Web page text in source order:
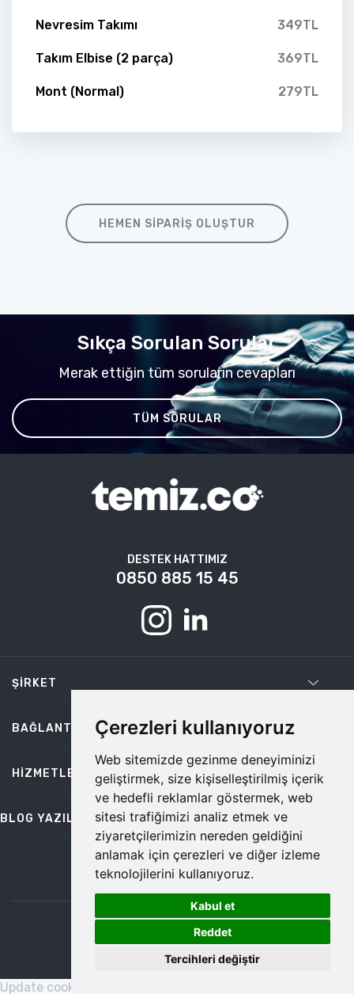
Çerezleri kullanıyoruz
Web sitemizde gezinme deneyiminizi
geliştirmek, size kişiselleştirilmiş içerik
ve hedefli reklamlar göstermek, web
sitesi trafiğimizi analiz etmek ve
ziyaretçilerimizin nereden geldiğini
anlamak için çerezleri ve diğer izleme
teknolojilerini kullanıyoruz.
Kabul et
Reddet
Tercihleri değiştir
Nevresim Takımı 349TL
Takım Elbise (2 parça) 369TL
Mont (Normal) 279TL
HEMEN SIPARIŞ OLUŞTUR
Sıkça Sorulan Sorular
Merak ettiğin tüm soruların cevapları
TÜM SORULAR
DESTEK HATTIMIZ
0850 885 15 45
ŞIRKET
BAĞLANTILAR
HIZMETLER
BLOG YAZILARI
bilgi@temiz.co
©2026 Temiz, Her Hakkı Saklıdır.
Update cookies preferences